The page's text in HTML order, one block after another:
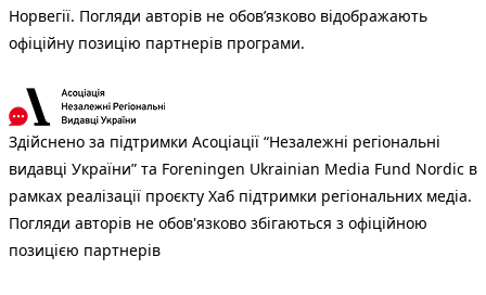
Норвегії. Погляди авторів не обов’язково відображають
офіційну позицію партнерів програми.
Здійснено за підтримки Асоціації “Незалежні регіональні
видавці України” та Foreningen Ukrainian Media Fund Nordic в
рамках реалізації проєкту Хаб підтримки регіональних медіа.
Погляди авторів не обов'язково збігаються з офіційною
позицією партнерів